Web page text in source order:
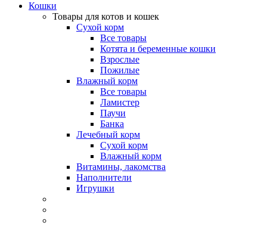
Кошки
Товары для котов и кошек
Сухой корм
Все товары
Котята и беременные кошки
Взрослые
Пожилые
Влажный корм
Все товары
Ламистер
Паучи
Банка
Лечебный корм
Сухой корм
Влажный корм
Витамины, лакомства
Наполнители
Игрушки